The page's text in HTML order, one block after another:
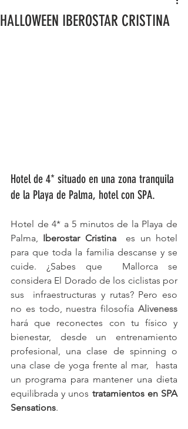
HALLOWEEN IBEROSTAR CRISTINA
Hotel de 4* situado en una zona tranquila
de la Playa de Palma, hotel con SPA.
Hotel de 4* a 5 minutos de la Playa de
Palma, Iberostar Cristina
  es un hotel
para que toda la familia descanse y se
cuide. ¿Sabes que  Mallorca se
considera El Dorado de los ciclistas por
sus  infraestructuras y rutas? Pero eso
no es todo, nuestra filosofía Aliveness
hará que reconectes con tu físico y
bienestar, desde un entrenamiento
profesional, una clase de spinning o
una clase de yoga frente al mar,  hasta
un programa para mantener una dieta
equilibrada y unos tratamientos en SPA
Sensations.